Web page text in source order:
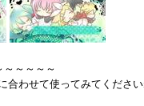
～～～～～
合わせて使ってみてください